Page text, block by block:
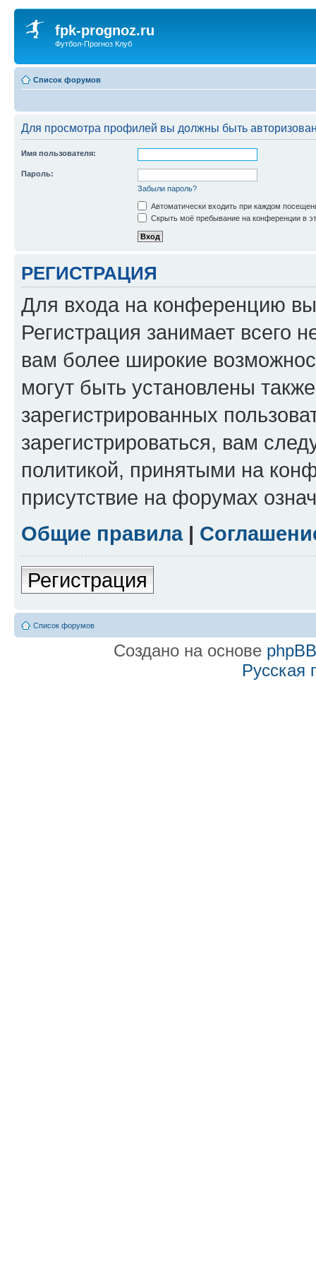
fpk-prognoz.ru
Футбол-Прогноз Клуб
Список форумов
Для просмотра профилей вы должны быть
Имя пользователя:
Пароль:
Забыли пароль?
Автоматически входить при каждом
Скрыть моё пребывание на конференции в
РЕГИСТРАЦИЯ
Для входа на конференцию
Регистрация занимает всего
вам более широкие
могут быть установлены
зарегистрированных
зарегистрироваться, вам
политикой, принятыми на
присутствие на форумах
Общие правила|
Регистрация
Список форумов
Создано на основе phpBB
Русская